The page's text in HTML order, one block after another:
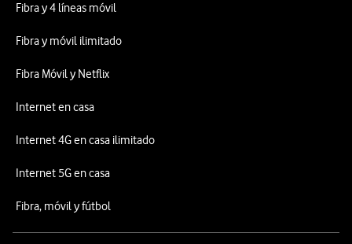
Fibra y 4 líneas móvil
Fibra y móvil ilimitado
Fibra Móvil y Netflix
Internet en casa
Internet 4G en casa ilimitado
Internet 5G en casa
Fibra, móvil y fútbol